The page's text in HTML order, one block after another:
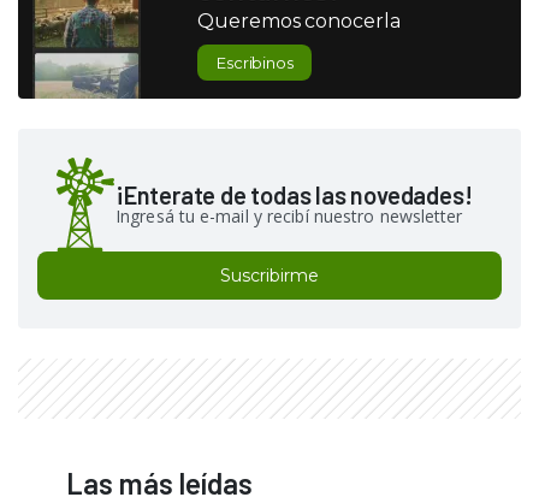
Queremos conocerla
Escribinos
¡Enterate de todas las novedades!
Ingresá tu e-mail y recibí nuestro newsletter
Suscribirme
Las más leídas